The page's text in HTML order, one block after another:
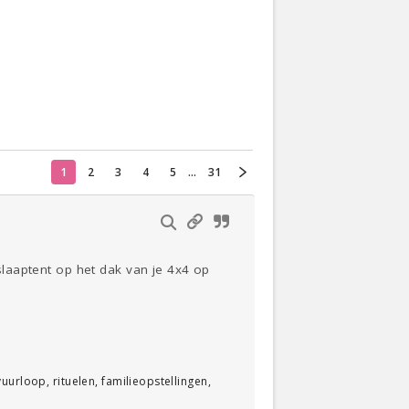
Thuis Klussen
Lezen
1 2 3 4 5 ... 31
op het dak van je 4x4 op
rituelen, familieopstellingen,